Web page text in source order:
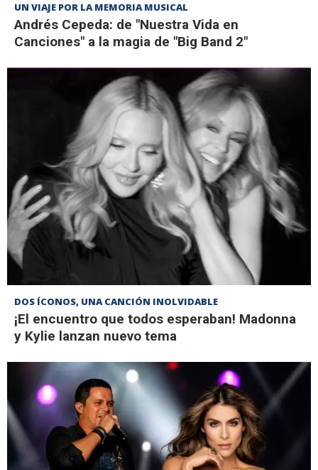
UN VIAJE POR LA MEMORIA MUSICAL
Andrés Cepeda: de "Nuestra Vida en
Canciones" a la magia de "Big Band 2"
DOS ÍCONOS, UNA CANCIÓN INOLVIDABLE
¡El encuentro que todos esperaban! Madonna
y Kylie lanzan nuevo tema